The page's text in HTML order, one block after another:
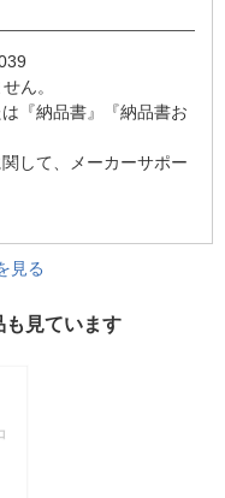
ん。
『納品書』『納品書お
して、メーカーサポー
見る
も見ています